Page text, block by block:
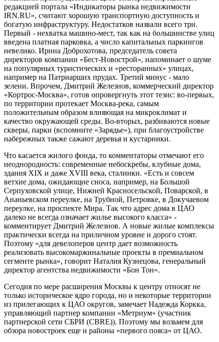
редакцией портала «Индикаторы рынка недвижимости
IRN.RU», считают хорошую транспортную доступность и
богатую инфраструктуру. Недостатков назвали всего три.
Первый - нехватка машино-мест, так как на большинстве улиц
введена платная парковка, а число капитальных паркингов
невелико. Ирина Доброхотова, председатель совета
директоров компании «Бест-Новострой», напоминает о шуме
на популярных туристических и «ресторанных» улицах,
например на Патриарших прудах. Третий минус - мало
зелени. Впрочем, Дмитрий Железнов, коммерческий директор
«Кортрос-Москва», готов опровергнуть этот тезис: во-первых,
по территории протекает Москва-река, самым
положительным образом влияющая на микроклимат и
качество окружающей среды. Во-вторых, разбиваются новые
скверы, парки (вспомните «Зарядье»), при благоустройстве
набережных также сажают деревья и кустарники.
Что касается жилого фонда, то комментаторы отмечают его
неоднородность: современные небоскребы, клубные дома,
здания XIX и даже XVIII века, сталинки. «Есть и совсем
ветхие дома, ожидающие сноса, например, на Большой
Серпуховской улице, Нижней Красносельской, Поварской, в
Ананьевском переулке, на Трубной, Петровке, в Докучаевом
переулке, на проспекте Мира. Так что адрес дома в ЦАО
далеко не всегда означает жилье высокого класса» -
комментирует Дмитрий Железнов. А новые жилые комплексы
практически всегда на приличном уровне и дорого стоят.
Поэтому «для девелоперов центр дает возможность
реализовать высокомаржинальные проекты в премиальном
сегменте рынка», говорит Наталия Кузнецова, генеральный
директор агентства недвижимости «Бон Тон».
Сегодня по мере расширения Москвы к центру относят не
только историческое ядро города, но и некоторые территории
из прилегающих к ЦАО округов, замечает Надежда Коркка,
управляющий партнер компании «Метриум» (участник
партнерской сети СБРИ (CBRE)). Поэтому мы возьмем для
обзора новостроек еще и районы «первого пояса» от ЦАО.